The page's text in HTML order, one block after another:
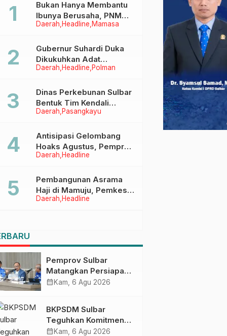
Daerah Headline Mamasa
Bukan Hanya Membantu
Ibunya Berusaha, PNM
Juga Menjaga Mimpi
Menggapai Cita-Cita
Daerah Headline Polman
Gubernur Suhardi Duka
Dikukuhkan Adat
Balanipa, Raih Gelar Sulo
Daerah Pasangkayu
Dinas Perkebunan Sulbar
Bentuk Tim Kendali
Internal ICS untuk Dukung
di Pasangkayu
Daerah Headline
Antisipasi Gelombang
Hoaks Agustus, Pemprov
Sulbar Ajak Warga Jaga
Daerah Headline
Pembangunan Asrama
Haji di Mamuju, Pemkesra
dan Kementerian Haji
Pemprov Sulbar
Matangkan Persiapan
HUT Ke-81 RI, Puncak
calendar_month Kam, 6 Agu 2026
BKPSDM Sulbar
Teguhkan Komitmen
Pengembangan
calendar_month Kam, 6 Agu 2026